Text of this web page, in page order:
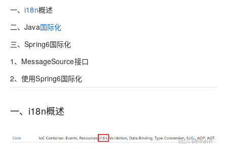
一、i18n概述
二、Java国际化
三、Spring6国际化
1、MessageSource接口
2、使用Spring6国际化
一、i18n概述